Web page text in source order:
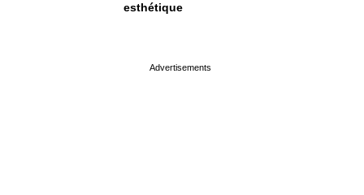
esthétique